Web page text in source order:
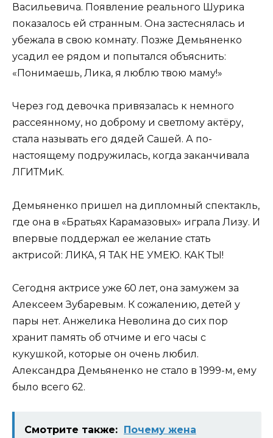
Васильевича. Появление реального Шурика
показалось ей странным. Она застеснялась и
убежала в свою комнату. Позже Демьяненко
усадил ее рядом и попытался объяснить:
«Понимаешь, Лика, я люблю твою маму!»
Через год девочка привязалась к немного
рассеянному, но доброму и светлому актёру,
стала называть его дядей Сашей. А по-
настоящему подружилась, когда заканчивала
ЛГИТМиК.
Демьяненко пришел на дипломный спектакль,
где она в «Братьях Карамазовых» играла Лизу. И
впервые поддержал ее желание стать
актрисой: ЛИКА, Я ТАК НЕ УМЕЮ. КАК ТЫ!
Сегодня актрисе уже 60 лет, она замужем за
Алексеем Зубаревым. К сожалению, детей у
пары нет. Анжелика Неволина до сих пор
хранит память об отчиме и его часы с
кукушкой, которые он очень любил.
Александра Демьяненко не стало в 1999-м, ему
было всего 62.
Смотрите также: Почему жена